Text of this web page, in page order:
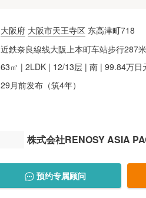
大阪府 大阪市天王寺区 东高津町718
近鉄奈良線线大阪上本町车站步行287米
63㎡ | 2LDK | 12/13层 | 南 | 99.84万日
29月前发布（筑4年）
株式会社RENOSY ASIA
预约专属顾问